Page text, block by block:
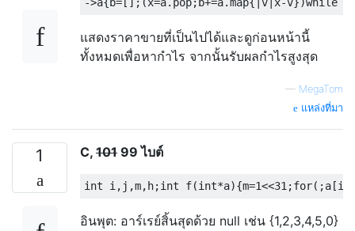
แสดงราคาขายที่เป็นไปได้และดูก่อนหน้านี้
ทั้งหมดเพื่อหากำไร จากนั้นรับผลกำไรสูงสุด
— MegaTom
แหล่งที่มา
1 C, 101 99 ไบต์
อินพุต: อาร์เรย์สิ้นสุดด้วย null เช่น {1,2,3,4,5,0}